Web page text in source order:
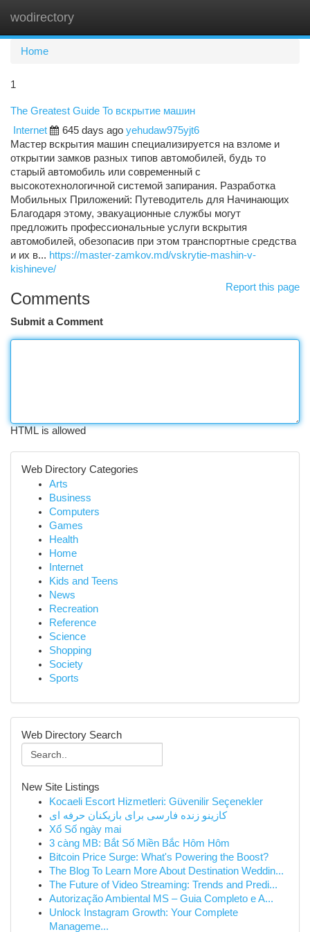
wodirectory
Home
1
The Greatest Guide To вскрытие машин
Internet
645 days ago yehudaw975yjt6
Мастер вскрытия машин специализируется на взломе и
открытии замков разных типов автомобилей, будь то
старый автомобиль или современный с
высокотехнологичной системой запирания. Разработка
Мобильных Приложений: Путеводитель для Начинающих
Благодаря этому, эвакуационные службы могут
предложить профессиональные услуги вскрытия
автомобилей, обезопасив при этом транспортные средства
и их в... https://master-zamkov.md/vskrytie-mashin-v-
kishineve/
Report this page
Comments
Submit a Comment
HTML is allowed
Web Directory Categories
Arts
Business
Computers
Games
Health
Home
Internet
Kids and Teens
News
Recreation
Reference
Science
Shopping
Society
Sports
Web Directory Search
New Site Listings
Kocaeli Escort Hizmetleri: Güvenilir Seçenekler
کازینو زنده فارسی برای بازیکنان حرفه ای
Xổ Số ngày mai
3 càng MB: Bắt Số Miền Bắc Hôm Hôm
Bitcoin Price Surge: What's Powering the Boost?
The Blog To Learn More About Destination Weddin...
The Future of Video Streaming: Trends and Predi...
Autorização Ambiental MS – Guia Completo e A...
Unlock Instagram Growth: Your Complete
Manageme...